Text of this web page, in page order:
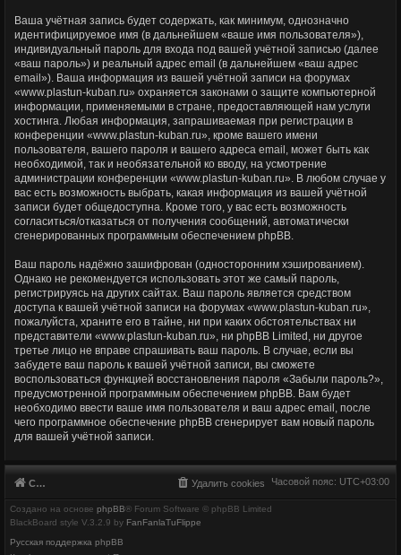
Ваша учётная запись будет содержать, как минимум, однозначно
идентифицируемое имя (в дальнейшем «ваше имя пользователя»),
индивидуальный пароль для входа под вашей учётной записью (далее
«ваш пароль») и реальный адрес email (в дальнейшем «ваш адрес
email»). Ваша информация из вашей учётной записи на форумах
«www.plastun-kuban.ru» охраняется законами о защите компьютерной
информации, применяемыми в стране, предоставляющей нам услуги
хостинга. Любая информация, запрашиваемая при регистрации в
конференции «www.plastun-kuban.ru», кроме вашего имени
пользователя, вашего пароля и вашего адреса email, может быть как
необходимой, так и необязательной ко вводу, на усмотрение
администрации конференции «www.plastun-kuban.ru». В любом случае у
вас есть возможность выбрать, какая информация из вашей учётной
записи будет общедоступна. Кроме того, у вас есть возможность
согласиться/отказаться от получения сообщений, автоматически
сгенерированных программным обеспечением phpBB.
Ваш пароль надёжно зашифрован (односторонним хэшированием).
Однако не рекомендуется использовать этот же самый пароль,
регистрируясь на других сайтах. Ваш пароль является средством
доступа к вашей учётной записи на форумах «www.plastun-kuban.ru»,
пожалуйста, храните его в тайне, ни при каких обстоятельствах ни
представители «www.plastun-kuban.ru», ни phpBB Limited, ни другое
третье лицо не вправе спрашивать ваш пароль. В случае, если вы
забудете ваш пароль к вашей учётной записи, вы сможете
воспользоваться функцией восстановления пароля «Забыли пароль?»,
предусмотренной программным обеспечением phpBB. Вам будет
необходимо ввести ваше имя пользователя и ваш адрес email, после
чего программное обеспечение phpBB сгенерирует вам новый пароль
для вашей учётной записи.
Список форумов Часовой пояс: UTC+03:00
Удалить cookies
Создано на основе phpBB® Forum Software © phpBB Limited
BlackBoard style V.3.2.9 by FanFanlaTuFlippe
Русская поддержка phpBB